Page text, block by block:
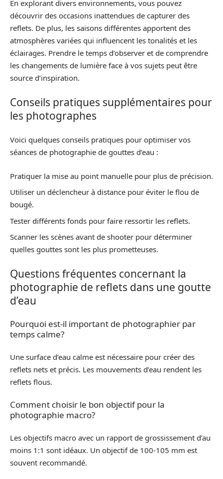
En explorant divers environnements, vous pouvez
découvrir des occasions inattendues de capturer des
reflets. De plus, les saisons différentes apportent des
atmosphères variées qui influencent les tonalités et les
éclairages. Prendre le temps d’observer et de comprendre
les changements de lumière face à vos sujets peut être
source d’inspiration.
Conseils pratiques supplémentaires pour
les photographes
Voici quelques conseils pratiques pour optimiser vos
séances de photographie de gouttes d’eau :
Pratiquer la mise au point manuelle pour plus de précision.
Utiliser un déclencheur à distance pour éviter le flou de
bougé.
Tester différents fonds pour faire ressortir les reflets.
Scanner les scènes avant de shooter pour déterminer
quelles gouttes sont les plus prometteuses.
Questions fréquentes concernant la
photographie de reflets dans une goutte
d’eau
Pourquoi est-il important de photographier par
temps calme?
Une surface d’eau calme est nécessaire pour créer des
reflets nets et précis. Les mouvements d’eau rendent les
reflets flous.
Comment choisir le bon objectif pour la
photographie macro?
Les objectifs macro avec un rapport de grossissement d’au
moins 1:1 sont idéaux. Un objectif de 100-105 mm est
souvent recommandé.